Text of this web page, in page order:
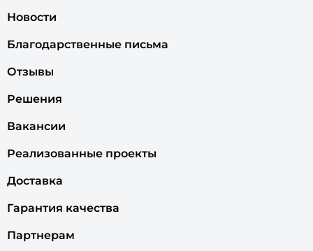
Новости
Благодарственные письма
Отзывы
Решения
Вакансии
Реализованные проекты
Доставка
Гарантия качества
Партнерам